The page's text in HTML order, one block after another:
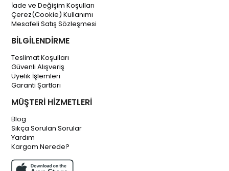
İade ve Değişim Koşulları
Çerez(Cookie) Kullanımı
Mesafeli Satış Sözleşmesi
BİLGİLENDİRME
Teslimat Koşulları
Güvenli Alışveriş
Üyelik İşlemleri
Garanti Şartları
MÜŞTERİ HİZMETLERİ
Blog
Sıkça Sorulan Sorular
Yardım
Kargom Nerede?